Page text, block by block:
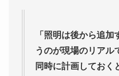
「照明は後から追
うのが現場のリアル
同時に計画しておく